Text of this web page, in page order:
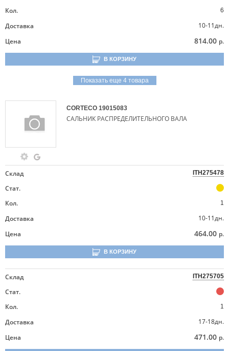
Кол. 6
Доставка
10-11дн.
Цена
814.00 р.
В КОРЗИНУ
Показать еще 4 товара
CORTECO 19015083
САЛЬНИК РАСПРЕДЕЛИТЕЛЬНОГО ВАЛА
Склад ITH275478
Стат.
Кол.
1
Доставка
10-11дн.
Цена
464.00 р.
В КОРЗИНУ
Склад ITH275705
Стат.
Кол.
1
Доставка
17-18дн.
Цена
471.00 р.